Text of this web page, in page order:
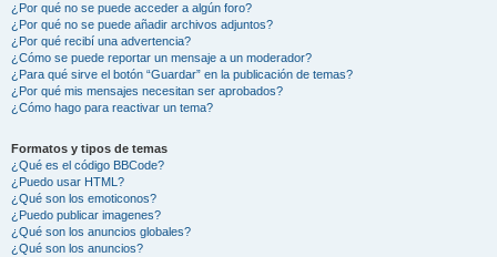
¿Por qué no se puede acceder a algún foro?
¿Por qué no se puede añadir archivos adjuntos?
¿Por qué recibí una advertencia?
¿Cómo se puede reportar un mensaje a un moderador?
¿Para qué sirve el botón “Guardar” en la publicación de temas?
¿Por qué mis mensajes necesitan ser aprobados?
¿Cómo hago para reactivar un tema?
Formatos y tipos de temas
¿Qué es el código BBCode?
¿Puedo usar HTML?
¿Qué son los emoticonos?
¿Puedo publicar imagenes?
¿Qué son los anuncios globales?
¿Qué son los anuncios?